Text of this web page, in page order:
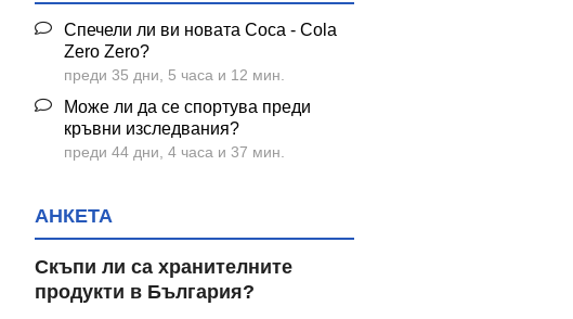
Спечели ли ви новата Coca - Cola
Zero Zero?
преди 35 дни, 5 часа и 12 мин.
Може ли да се спортува преди
кръвни изследвания?
преди 44 дни, 4 часа и 37 мин.
АНКЕТА
Скъпи ли са хранителните
продукти в България?